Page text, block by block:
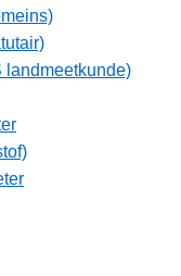
landmeetkunde)